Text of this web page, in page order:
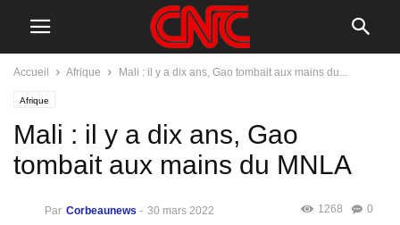
Accueil Afrique Mali : il y a dix ans, Gao tombait aux mains du...
Afrique
Mali : il y a dix ans, Gao
tombait aux mains du MNLA
Par Corbeaunews - 30 mars 2022 0
1268